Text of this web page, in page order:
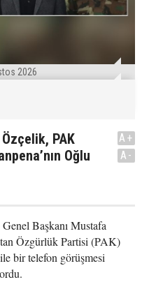
2026
PAK
Oğlu
A+
A-
Başkanı Mustafa
Özgürlük Partisi (PAK)
bir telefon görüşmesi